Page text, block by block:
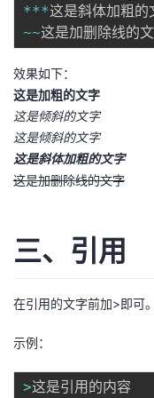
藏
***这是斜体加粗的
~~这是加删除线的
效果如下：
这是加粗的文字
这是倾斜的文字
这是倾斜的文字
这是斜体加粗的文字
这是加删除线的文字
三、引用
在引用的文字前加>即可
示例：
>